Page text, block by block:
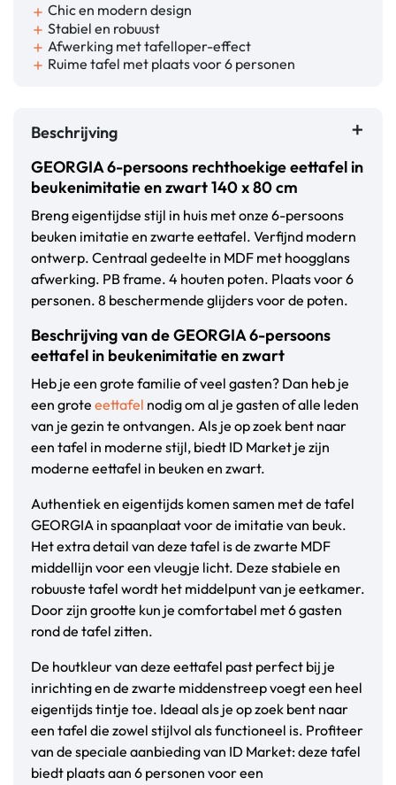
add Chic en modern design
add Stabiel en robuust
add Afwerking met tafelloper-effect
add Ruime tafel met plaats voor 6 personen
Beschrijving
GEORGIA 6-persoons rechthoekige eettafel in
beukenimitatie en zwart 140 x 80 cm
Breng eigentijdse stijl in huis met onze 6-persoons
beuken imitatie en zwarte eettafel. Verfijnd modern
ontwerp. Centraal gedeelte in MDF met hoogglans
afwerking. PB frame. 4 houten poten. Plaats voor 6
personen. 8 beschermende glijders voor de poten.
Beschrijving van de GEORGIA 6-persoons
eettafel in beukenimitatie en zwart
Heb je een grote familie of veel gasten? Dan heb je
een grote eettafel nodig om al je gasten of alle leden
van je gezin te ontvangen. Als je op zoek bent naar
een tafel in moderne stijl, biedt ID Market je zijn
moderne eettafel in beuken en zwart.
Authentiek en eigentijds komen samen met de tafel
GEORGIA in spaanplaat voor de imitatie van beuk.
Het extra detail van deze tafel is de zwarte MDF
middellijn voor een vleugje licht. Deze stabiele en
robuuste tafel wordt het middelpunt van je eetkamer.
Door zijn grootte kun je comfortabel met 6 gasten
rond de tafel zitten.
De houtkleur van deze eettafel past perfect bij je
inrichting en de zwarte middenstreep voegt een heel
eigentijds tintje toe. Ideaal als je op zoek bent naar
een tafel die zowel stijlvol als functioneel is. Profiteer
van de speciale aanbieding van ID Market: deze tafel
biedt plaats aan 6 personen voor een